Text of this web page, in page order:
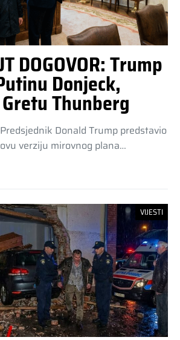
DOGOVOR: Trump
Donjeck,
Thunberg
Donald Trump predstavio
verziju mirovnog plana…
VIJESTI